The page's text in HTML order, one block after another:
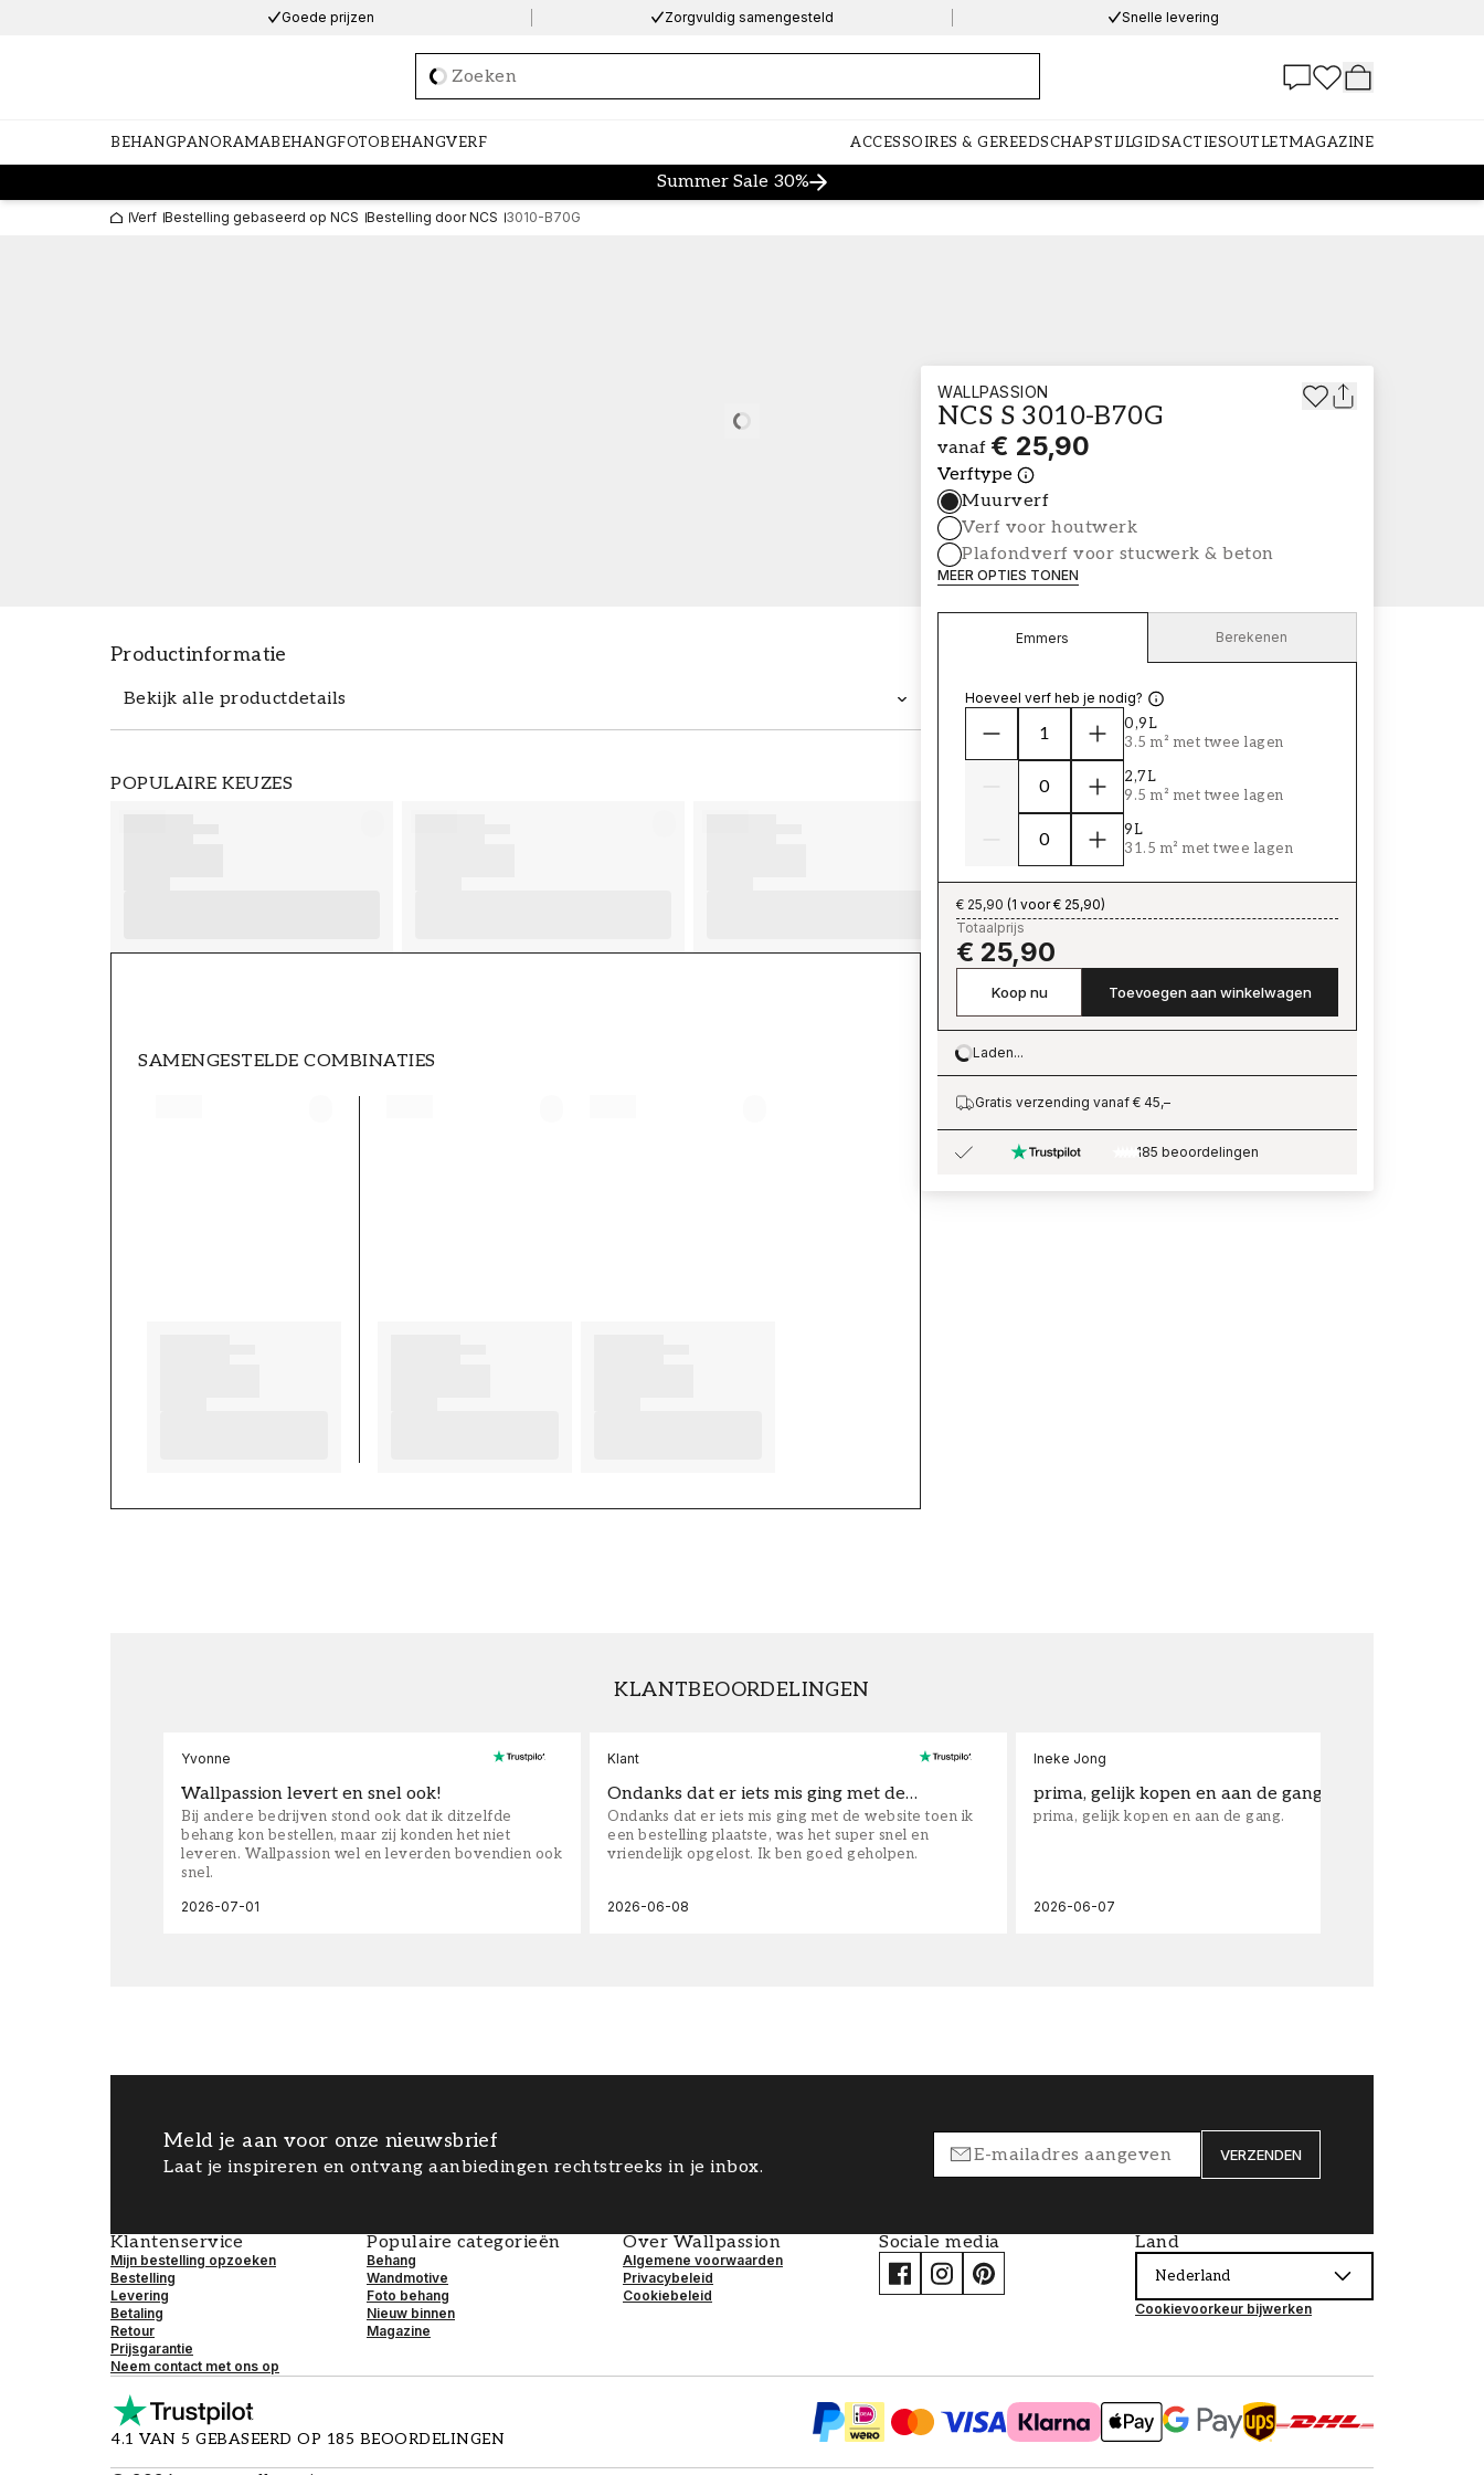
Goede prijzen Zorgvuldig samengesteld Snelle levering
Loading…
BEHANGPANORAMABEHANGFOTOBEHANGVERF ACCESSOIRES & GEREEDSCHAPSTIJLGIDSACTIESOUTLETMAGAZINE
Summer Sale 30%
Verf Bestelling gebaseerd op NCS Bestelling door NCS 3010-B70G
Loading…
Productinformatie
Bekijk alle productdetails
POPULAIRE KEUZES
SAMENGESTELDE COMBINATIES
WALLPASSION
NCS S 3010-B70G
vanaf € 25,90
Verftype
Muurverf
Verf voor houtwerk
Plafondverf voor stucwerk & beton
MEER OPTIES TONEN
Emmers Berekenen
Hoeveel verf heb je nodig?
0,9L
3.5 m² met twee lagen
2,7L
9.5 m² met twee lagen
9L
31.5 m² met twee lagen
€ 25,90 (1 voor € 25,90)
Totaalprijs
€ 25,90
Koop nu Toevoegen aan winkelwagen
Loading…
Laden...
Gratis verzending vanaf € 45,–
185 beoordelingen
KLANTBEOORDELINGEN
Yvonne
Wallpassion levert en snel ook!
Bij andere bedrijven stond ook dat ik ditzelfde
behang kon bestellen, maar zij konden het niet
leveren. Wallpassion wel en leverden bovendien ook
snel.
2026-07-01
Klant
Ondanks dat er iets mis ging met de…
Ondanks dat er iets mis ging met de website toen ik
een bestelling plaatste, was het super snel en
vriendelijk opgelost. Ik ben goed geholpen.
2026-06-08
Ineke Jong
prima, gelijk kopen en aan de gang.
prima, gelijk kopen en aan de gang.
2026-06-07
Meld je aan voor onze nieuwsbrief
Laat je inspireren en ontvang aanbiedingen rechtstreeks in je inbox.
VERZENDEN
Klantenservice
Mijn bestelling opzoeken
Bestelling
Levering
Betaling
Retour
Prijsgarantie
Neem contact met ons op
Populaire categorieën
Behang
Wandmotive
Foto behang
Nieuw binnen
Magazine
Over Wallpassion
Algemene voorwaarden
Privacybeleid
Cookiebeleid
Sociale media Land
Nederland
Cookievoorkeur bijwerken
4.1 VAN 5 GEBASEERD OP 185 BEOORDELINGEN